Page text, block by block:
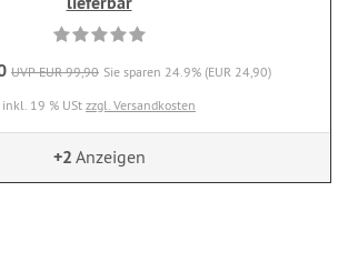
UVP EUR 99,90 Sie sparen 24.9% (EUR 24,90)
inkl. 19 % USt zzgl. Versandkosten
+2 Anzeigen